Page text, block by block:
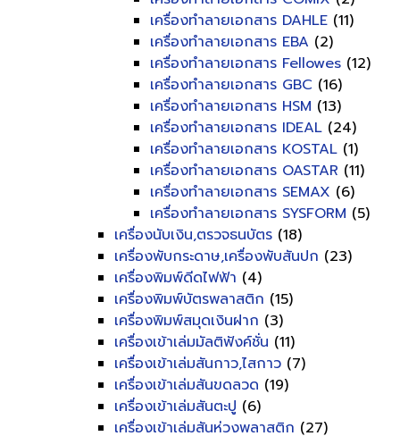
เครื่องทำลายเอกสาร DAHLE (11)
เครื่องทำลายเอกสาร EBA (2)
เครื่องทำลายเอกสาร Fellowes (12)
เครื่องทำลายเอกสาร GBC (16)
เครื่องทำลายเอกสาร HSM (13)
เครื่องทำลายเอกสาร IDEAL (24)
เครื่องทำลายเอกสาร KOSTAL (1)
เครื่องทำลายเอกสาร OASTAR (11)
เครื่องทำลายเอกสาร SEMAX (6)
เครื่องทำลายเอกสาร SYSFORM (5)
เครื่องนับเงิน,ตรวจธนบัตร (18)
เครื่องพับกระดาษ,เครื่องพับสันปก (23)
เครื่องพิมพ์ดีดไฟฟ้า (4)
เครื่องพิมพ์บัตรพลาสติก (15)
เครื่องพิมพ์สมุดเงินฝาก (3)
เครื่องเข้าเล่มมัลติฟังค์ชั่น (11)
เครื่องเข้าเล่มสันกาว,ไสกาว (7)
เครื่องเข้าเล่มสันขดลวด (19)
เครื่องเข้าเล่มสันตะปู (6)
เครื่องเข้าเล่มสันห่วงพลาสติก (27)